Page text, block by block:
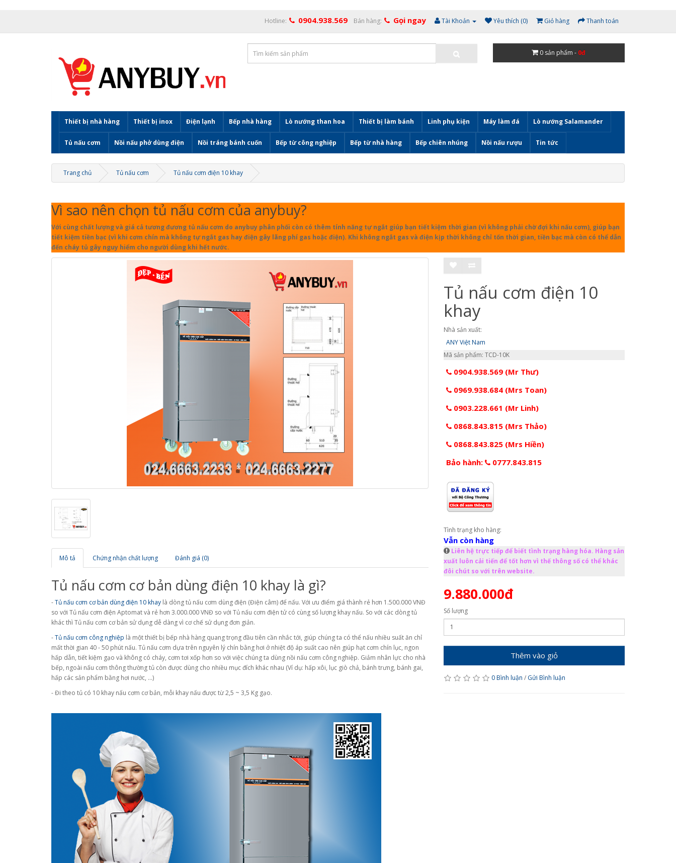
Hotline: 0904.938.569 Bán hàng: Gọi ngay Tài Khoản Yêu thích (0) Giỏ hàng Thanh toán
0 sản phẩm - 0đ
Thiết bị nhà hàng Thiết bị inox Điện lạnh Bếp nhà hàng Lò nướng than hoa Thiết bị làm bánh Linh phụ kiện Máy làm đá Lò nướng Salamander
Tủ nấu cơm Nồi nấu phở dùng điện Nồi tráng bánh cuốn Bếp từ công nghiệp Bếp từ nhà hàng Bếp chiên nhúng Nồi nấu rượu Tin tức
Trang chủ Tủ nấu cơm Tủ nấu cơm điện 10 khay
Vì sao nên chọn tủ nấu cơm của anybuy?
Với cùng chất lượng và giá cả tương đương tủ nấu cơm do anybuy phân phối còn có thêm tính năng tự ngắt giúp bạn tiết kiệm thời gian (vì không phải chờ đợi khi nấu cơm), giúp bạn
tiết kiệm tiền bạc (vì khi cơm chín mà không tự ngắt gas hay điện gây lãng phí gas hoặc điện). Khi không ngắt gas và điện kịp thời không chỉ tốn thời gian, tiền bạc mà còn có thể dẫn
đến cháy tủ gây nguy hiểm cho người dùng khi hết nước.
Mô tả Chứng nhận chất lượng Đánh giá (0)
Tủ nấu cơm cơ bản dùng điện 10 khay là gì?
-Tủ nấu cơm cơ bản dùng điện 10 khay là dòng tủ nấu cơm dùng điện (Điện câm) để nấu. Với ưu điểm giá thành rẻ hơn 1.500.000 VNĐ
so với Tủ nấu cơm điện Aptomat và rẻ hơn 3.000.000 VNĐ so với Tủ nấu cơm điện tử có cùng số lượng khay nấu. So với các dòng tủ
khác thì Tủ nấu cơm cơ bản sử dụng dễ dàng vì cơ chế sử dụng đơn giản.
-Tủ nấu cơm công nghiệp là một thiết bị bếp nhà hàng quang trọng đầu tiên cần nhắc tới, giúp chúng ta có thể nấu nhiều suất ăn chỉ
mất thời gian 40 - 50 phút nấu. Tủ nấu cơm dựa trên nguyên lý chín bằng hơi ở nhiệt độ áp suất cao nên giúp hạt cơm chín lục, ngon
hấp dẫn, tiết kiệm gạo và không có cháy, cơm tơi xốp hơn so với việc chúng ta dùng nồi nấu cơm công nghiệp. Giảm nhân lực cho nhà
bếp, ngoài nấu cơm thông thường tủ còn được dùng cho nhiều mục đích khác nhau (Ví dụ: hấp xôi, lục giò chả, bánh trưng, bánh gai,
hấp các sản phẩm bằng hơi nước, ...)
- Đi theo tủ có 10 khay nấu cơm cơ bản, mỗi khay nấu được từ 2,5 ~ 3,5 Kg gạo.
Tủ nấu cơm điện 10
khay
Nhà sản xuất:
ANY Việt Nam
Mã sản phẩm: TCD-10K
0904.938.569 (Mr Thư)
0969.938.684 (Mrs Toan)
0903.228.661 (Mr Linh)
0868.843.815 (Mrs Thảo)
0868.843.825 (Mrs Hiền)
Bảo hành:
0777.843.815
Tình trạng kho hàng:
Vẫn còn hàng
Liên hệ trực tiếp để biết tình trạng hàng hóa. Hàng sản
xuất luôn cải tiến để tốt hơn vì thế thông số có thể khác
đôi chút so với trên website.
9.880.000đ
Số lượng
Thêm vào giỏ
0 Bình luận / Gửi Bình luận